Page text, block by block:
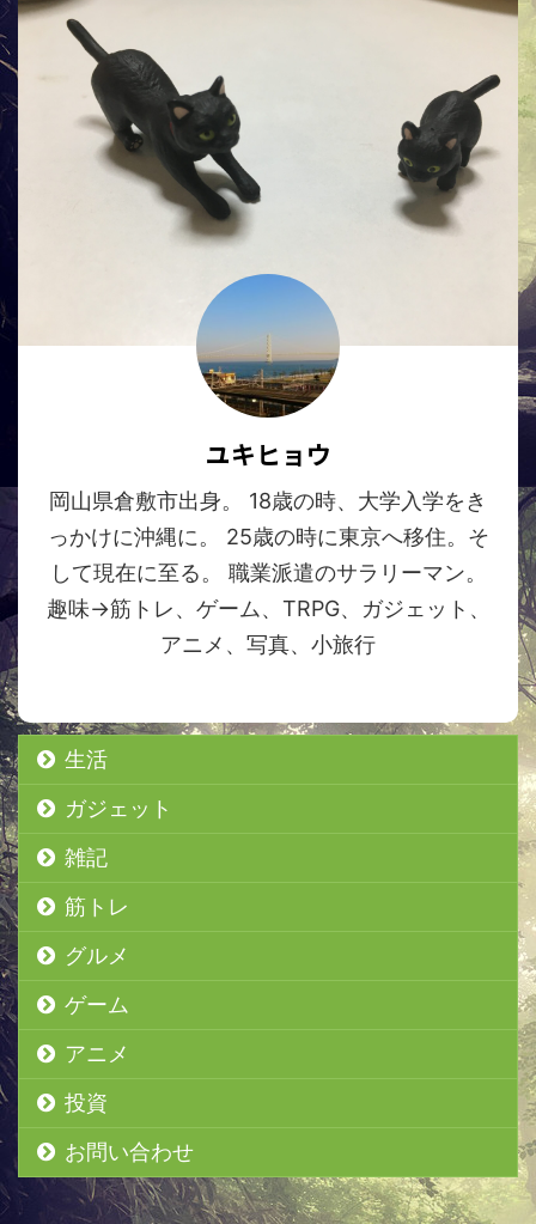
ユキヒョウ
岡山県倉敷市出身。 18歳の時、大学入学をき
っかけに沖縄に。 25歳の時に東京へ移住。そ
して現在に至る。 職業派遣のサラリーマン。
趣味→筋トレ、ゲーム、TRPG、ガジェット、
アニメ、写真、小旅行
生活
ガジェット
雑記
筋トレ
グルメ
ゲーム
アニメ
投資
お問い合わせ